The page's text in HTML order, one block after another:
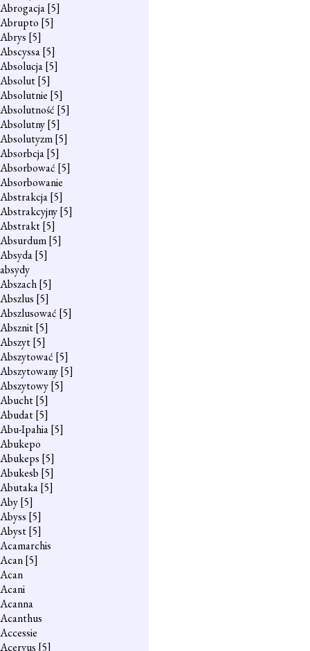
Abrogacja[5]
Abrupto [5]
Abrys [5]
Abscyssa[5]
Absolucja[5]
Absolut[5]
Absolutnie [5]
Absolutność [5]
Absolutny[5]
Absolutyzm[5]
Absorbcja[5]
Absorbować [5]
Absorbowanie
Abstrakcja[5]
Abstrakcyjny[5]
Abstrakt[5]
Absurdum[5]
Absyda[5]
absydy
Abszach[5]
Abszlus [5]
Abszlusować [5]
Absznit[5]
Abszyt[5]
Abszytować [5]
Abszytowany[5]
Abszytowy[5]
Abucht[5]
Abudat[5]
Abu-Ipahia[5]
Abukepo
Abukeps [5]
Abukesb [5]
Abutaka[5]
Aby[5]
Abyss [5]
Abyst[5]
Acamarchis
Acan[5]
Acan
Acani
Acanna
Acanthus
Accessie
Acervus [5]